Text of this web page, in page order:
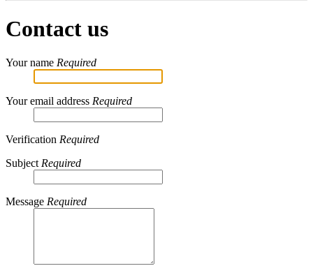
Contact us
Your name Required
Your email address Required
Verification Required
Subject Required
Message Required